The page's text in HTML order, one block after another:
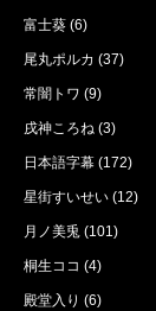
富士葵 (6)
尾丸ポルカ (37)
常闇トワ (9)
戌神ころね (3)
日本語字幕 (172)
星街すいせい (12)
月ノ美兎 (101)
桐生ココ (4)
殿堂入り (6)